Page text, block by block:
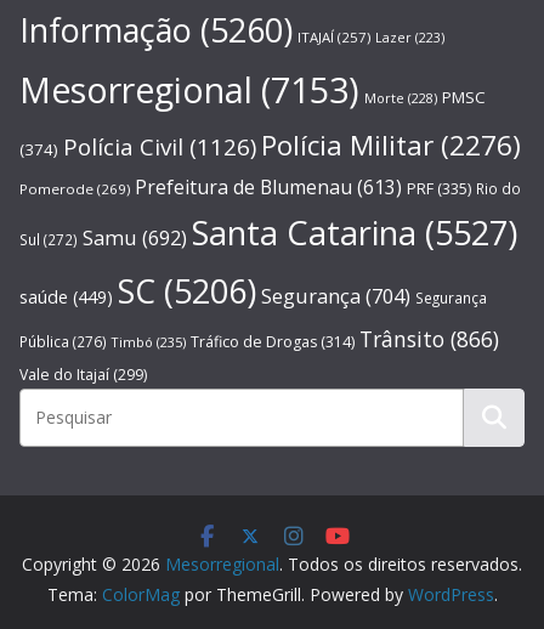
Informação (5260) ITAJAÍ (257) Lazer (223)
Mesorregional (7153) Morte (228) PMSC
(374) Polícia Civil (1126) Polícia Militar (2276)
Pomerode (269) Prefeitura de Blumenau (613) PRF (335) Rio do
Sul (272) Samu (692) Santa Catarina (5527)
saúde (449) SC (5206)Segurança (704) Segurança
Pública (276) Timbó (235) Tráfico de Drogas (314) Trânsito (866)
Vale do Itajaí (299)
Copyright © 2026 Mesorregional. Todos os direitos reservados.
Tema: ColorMagpor ThemeGrill. Powered by WordPress.